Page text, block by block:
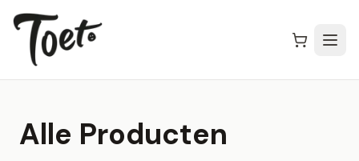
Alle Producten